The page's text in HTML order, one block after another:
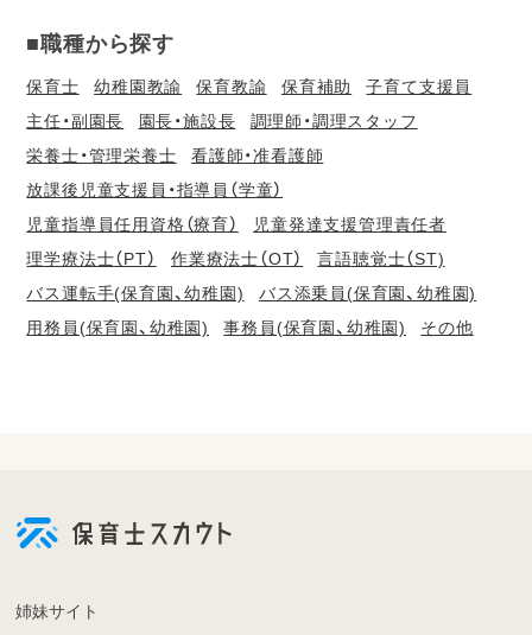
■職種から探す
保育士 幼稚園教諭 保育教諭 保育補助
子育て支援員
主任・副園長
園長・施設長
調理師・調理スタッフ
栄養士・管理栄養士
看護師・准看護師
放課後児童支援員・指導員（学童）
児童指導員任用資格（療育）
児童発達支援管理責任者
理学療法士（PT）
作業療法士（OT）
言語聴覚士（ST)
バス運転手(保育園、幼稚園)
バス添乗員(保育園、幼稚園)
用務員(保育園、幼稚園)
事務員(保育園、幼稚園) その他
登
姉妹サイト